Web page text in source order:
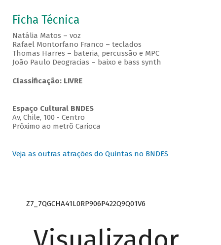
Ficha Técnica
Natália Matos – voz
Rafael Montorfano Franco – teclados
Thomas Harres – bateria, percussão e MPC
João Paulo Deogracias – baixo e bass synth
Classificação: LIVRE
Espaço Cultural BNDES
Av, Chile, 100 - Centro
Próximo ao metrô Carioca
Veja as outras atrações do Quintas no BNDES
Z7_7QGCHA41L0RP906P422Q9Q01V6